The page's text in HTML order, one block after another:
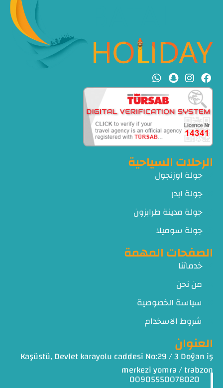
الرحلات السياحية
جولة اوزنجول
جولة ايدر
جولة مدينة طرابزون
جولة سوميلا
الصفحات المهمة
خدماتنا
من نحن
سياسة الخصوصية
شروط الاسخدام
العنوان
Kaşüstü, Devlet karayolu caddesi No:29 / 3 Doğan iş
merkezi yomra / trabzon
00905550078020